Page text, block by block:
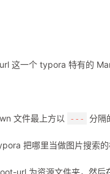
这一个 typora 特有的
文件最上方以 --- 分隔
把哪里当做图片搜索的
url 为资源文件夹，然